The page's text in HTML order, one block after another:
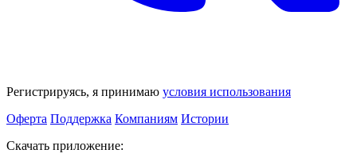
Регистрируясь, я принимаю условия использования
Оферта Поддержка Компаниям Истории
Скачать приложение: